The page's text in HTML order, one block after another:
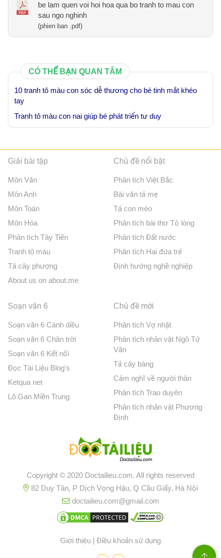
be lam quen voi hoi hoa qua bo tranh to mau con
sau ngo nghinh
(phien ban .pdf)
CÓ THỂ BẠN QUAN TÂM
10 tranh tô màu con sóc dễ thương cho bé tinh mắt khéo
tay
Tranh tô màu con nai giúp bé phát triển tư duy
Giải bài tập
Môn Văn
Môn Anh
Môn Toán
Môn Hóa
Phân tích Tây Tiến
Tranh tô màu
Tả cây phượng
About us on about.me
Chủ đề nổi bật
Phân tích Việt Bắc
Bài văn tả mẹ
Tả con mèo
Phân tích bài thơ Tỏ lòng
Phân tích Đất nước
Phân tích Hai đứa trẻ
Định hướng nghề nghiệp
Soạn văn 6
Soạn văn 6 Cánh diều
Soạn văn 6 Chân trời
Soạn văn 6 Kết nối
Đọc Tài Liệu Blog's
Ketqua net
Lô Gan Miền Trung
Chủ đề mới
Phân tích Vợ nhặt
Phân tích nhân vật Ngô Tử
Văn
Tả cây bàng
Cảm nghĩ về người thân
Phân tích Trao duyên
Phân tích nhân vật Phương
Định
Copyright © 2020 Doctailieu.com. All rights reserved
82 Duy Tân, P Dịch Vọng Hậu, Q Cầu Giấy, Hà Nội
doctailieu.com@gmail.com
Giới thiệu | Điều khoản sử dụng